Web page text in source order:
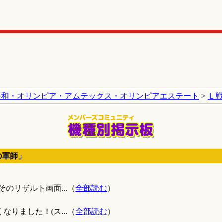
・オリンピア・アムテックス・オリンピアエステート > Ｌ
師」
のリザルト画面...（全部読む）
りました！(ス...（全部読む）